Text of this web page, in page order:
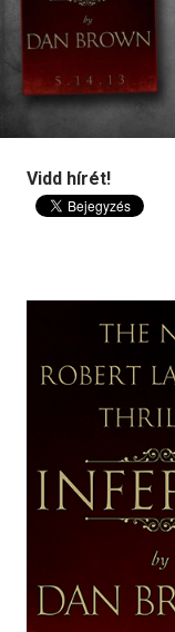
Vidd hírét!